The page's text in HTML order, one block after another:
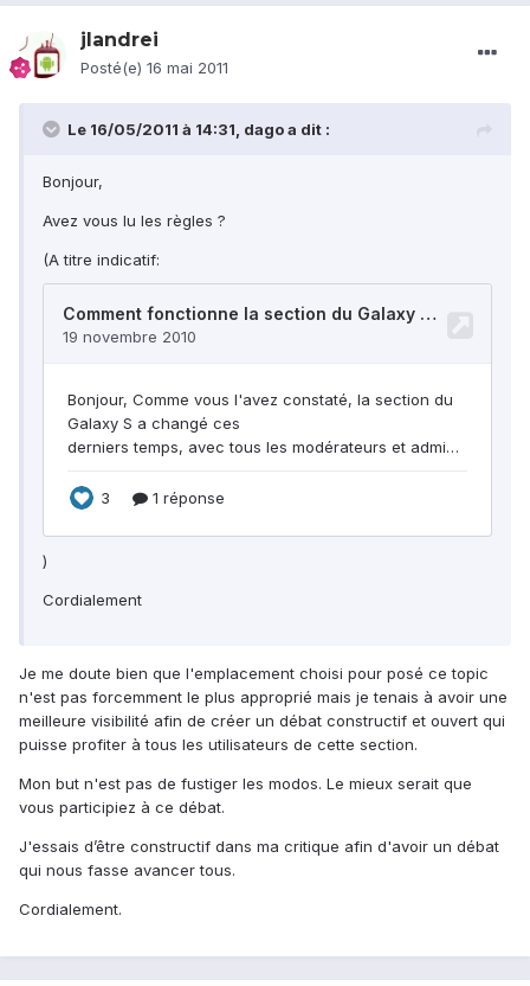
jlandrei
Posté(e) 16 mai 2011
Le 16/05/2011 à 14:31, dago a dit :
Bonjour,
Avez vous lu les règles ?
(A titre indicatif:
)
Cordialement
Je me doute bien que l'emplacement choisi pour posé ce topic
n'est pas forcemment le plus approprié mais je tenais à avoir une
meilleure visibilité afin de créer un débat constructif et ouvert qui
puisse profiter à tous les utilisateurs de cette section.
Mon but n'est pas de fustiger les modos. Le mieux serait que
vous participiez à ce débat.
J'essais d’être constructif dans ma critique afin d'avoir un débat
qui nous fasse avancer tous.
Cordialement.